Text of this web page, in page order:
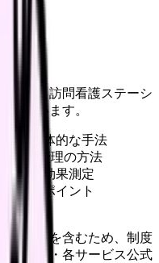
20日
く中、訪問看護ステーシ
っています。
の具体的な手法
時間管理の方法
方と効果測定
めのポイント
え方
る内容を含むため、制度
勤務先・各サービス公式